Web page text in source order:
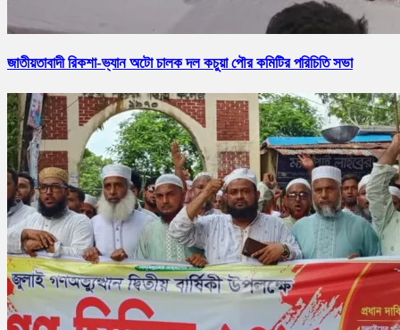
জাতীয়তাবাদী রিকশা-ভ্যান অটো চালক দল কচুয়া পৌর কমিটির পরিচিতি সভা